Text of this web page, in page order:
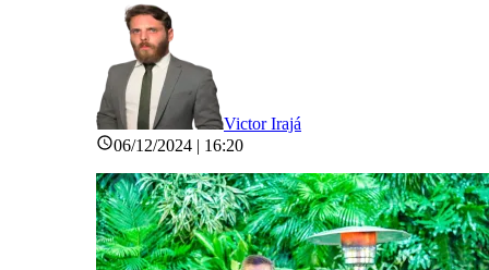
Victor Irajá
06/12/2024 | 16:20